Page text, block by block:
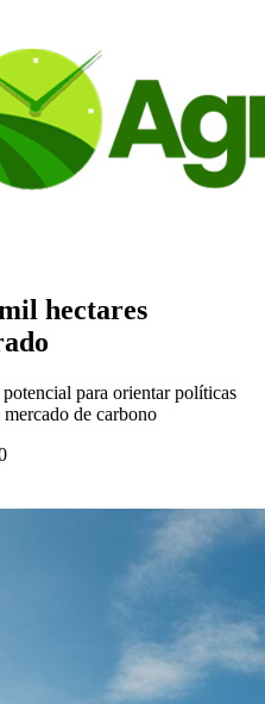
hectares
para orientar políticas
mercado de carbono